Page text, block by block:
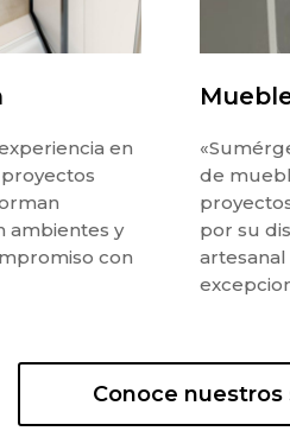
en
ambientes y
con
de
por su
Conoce nuestros